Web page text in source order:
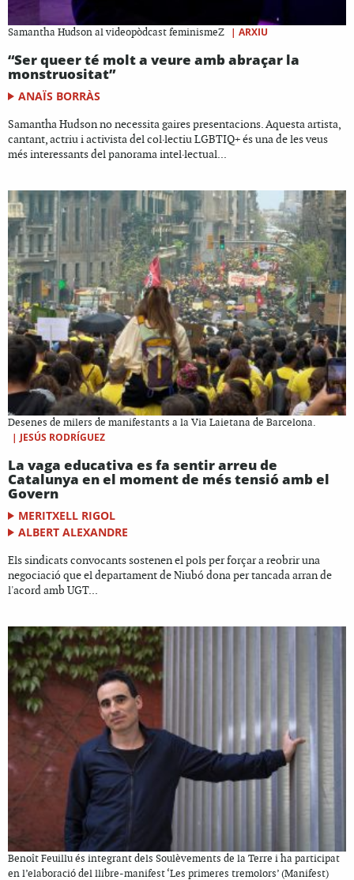
Samantha Hudson al videopòdcast feminismeZ | ARXIU
“Ser queer té molt a veure amb abraçar la
monstruositat”
ANAÏS BORRÀS
Samantha Hudson no necessita gaires presentacions. Aquesta artista,
cantant, actriu i activista del col·lectiu LGBTIQ+ és una de les veus
més interessants del panorama intel·lectual...
Desenes de milers de manifestants a la Via Laietana de Barcelona.
| JESÚS RODRÍGUEZ
La vaga educativa es fa sentir arreu de
Catalunya en el moment de més tensió amb el
Govern
MERITXELL RIGOL
ALBERT ALEXANDRE
Els sindicats convocants sostenen el pols per forçar a reobrir una
negociació que el departament de Niubó dona per tancada arran de
l'acord amb UGT...
Benoît Feuillu és integrant dels Soulèvements de la Terre i ha participat
en l’elaboració del llibre-manifest ‘Les primeres tremolors’ (Manifest)